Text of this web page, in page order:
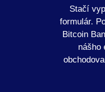
Stačí
formulár.
Bitcoin
nášho